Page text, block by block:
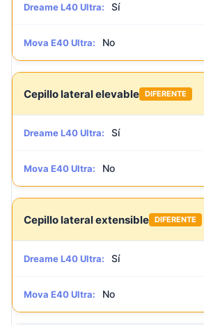
Dreame L40 Ultra: Sí
Mova E40 Ultra: No
Cepillo lateral elevable DIFERENTE
Dreame L40 Ultra: Sí
Mova E40 Ultra: No
Cepillo lateral extensible DIFERENTE
Dreame L40 Ultra: Sí
Mova E40 Ultra: No